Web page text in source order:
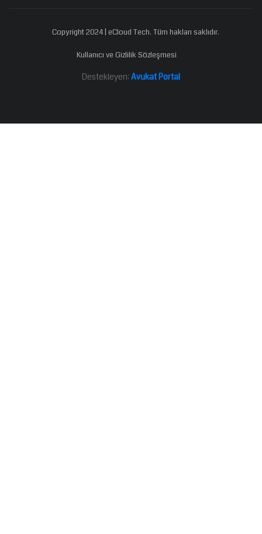
Copyright 2024 | eCloud Tech. Tüm hakları saklıdır.
Kullanıcı ve Gizlilik Sözleşmesi
Destekleyen: Avukat Portal